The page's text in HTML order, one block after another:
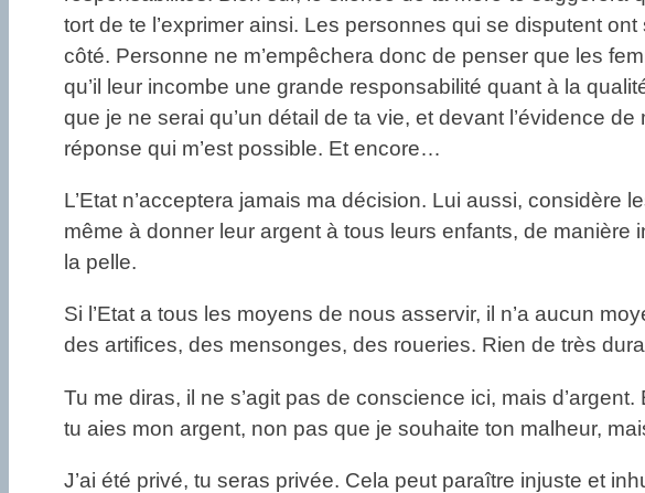
tort de te l’exprimer ainsi. Les personnes qui se disputent
côté. Personne ne m’empêchera donc de penser que les
qu’il leur incombe une grande responsabilité quant à la
que je ne serai qu’un détail de ta vie, et devant l’évidence
réponse qui m’est possible. Et encore…
L’Etat n’acceptera jamais ma décision. Lui aussi, considère
même à donner leur argent à tous leurs enfants, de manière
la pelle.
Si l’Etat a tous les moyens de nous asservir, il n’a aucun
des artifices, des mensonges, des roueries. Rien de très
Tu me diras, il ne s’agit pas de conscience ici, mais
tu aies mon argent, non pas que je souhaite ton malheur,
J’ai été privé, tu seras privée. Cela peut paraître injuste et